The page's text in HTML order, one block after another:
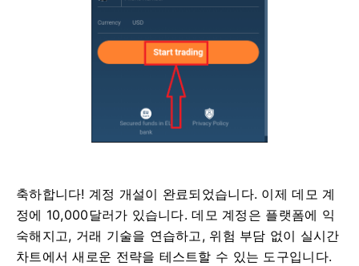
축하합니다! 계정 개설이 완료되었습니다. 이제 데모 계
정에 10,000달러가 있습니다. 데모 계정은 플랫폼에 익
숙해지고, 거래 기술을 연습하고, 위험 부담 없이 실시간
차트에서 새로운 전략을 테스트할 수 있는 도구입니다.